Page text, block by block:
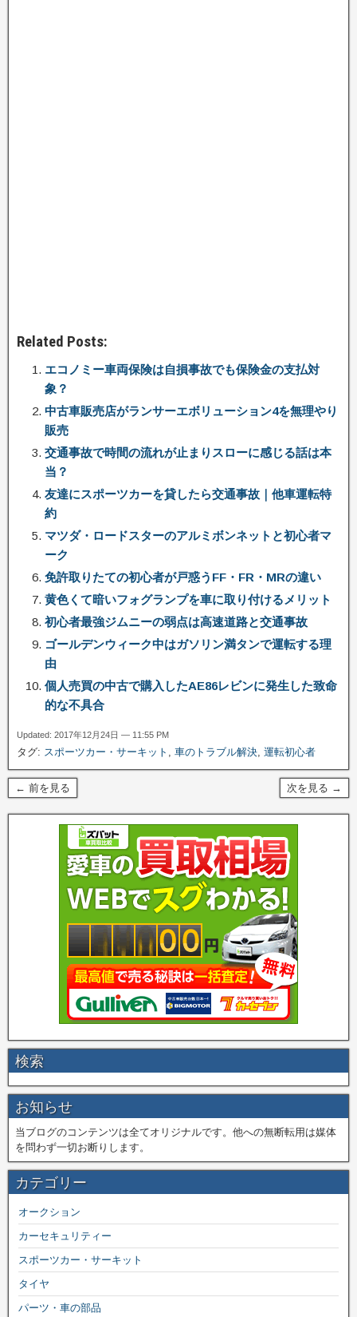
Related Posts:
エコノミー車両保険は自損事故でも保険金の支払対
象？
中古車販売店がランサーエボリューション4を無理やり
販売
交通事故で時間の流れが止まりスローに感じる話は本
当？
友達にスポーツカーを貸したら交通事故｜他車運転特
約
マツダ・ロードスターのアルミボンネットと初心者マ
ーク
免許取りたての初心者が戸惑うFF・FR・MRの違い
黄色くて暗いフォグランプを車に取り付けるメリット
初心者最強ジムニーの弱点は高速道路と交通事故
ゴールデンウィーク中はガソリン満タンで運転する理
由
個人売買の中古で購入したAE86レビンに発生した致命
的な不具合
Updated: 2017年12月24日 — 11:55 PM
タグ: スポーツカー・サーキット , 車のトラブル解決, 運転初心者
← 前を見る 次を見る →
検索
お知らせ
当ブログのコンテンツは全てオリジナルです。他への無断転用は媒体
を問わず一切お断りします。
カテゴリー
オークション
カーセキュリティー
スポーツカー・サーキット
タイヤ
パーツ・車の部品